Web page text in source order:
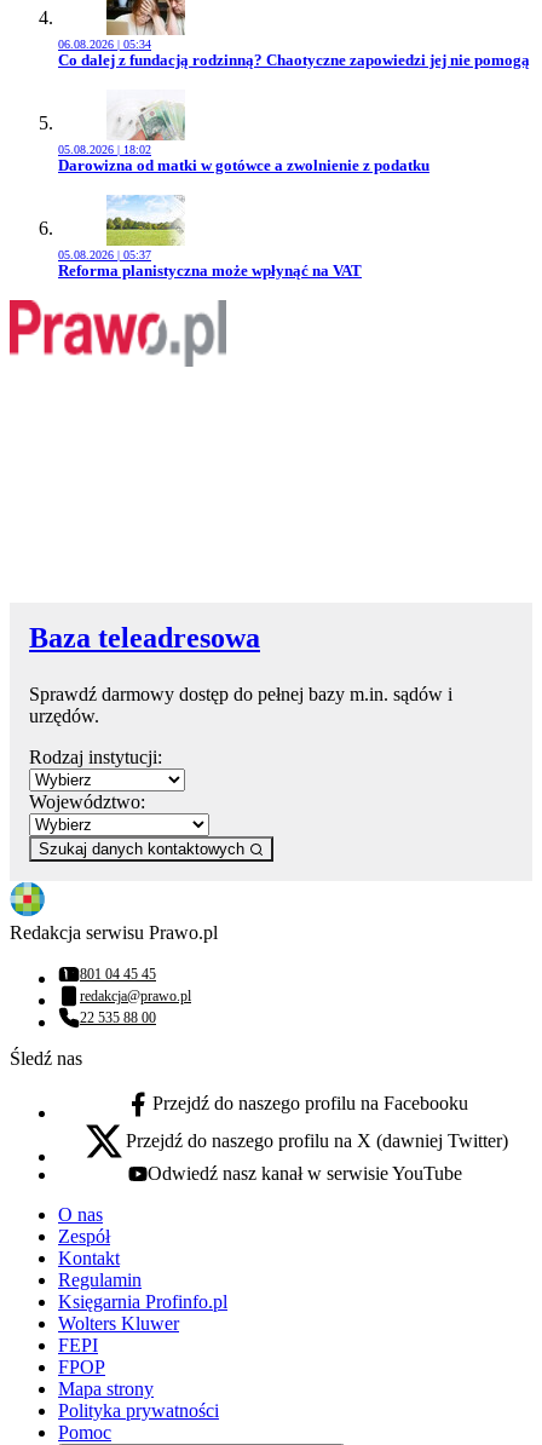
06.08.2026 | 05:34
Przejdź do artykułu:
Co dalej z fundacją rodzinną? Chaotyczne zapowiedzi jej nie pomogą
05.08.2026 | 18:02
Przejdź do artykułu:
Darowizna od matki w gotówce a zwolnienie z podatku
05.08.2026 | 05:37
Przejdź do artykułu:
Reforma planistyczna może wpłynąć na VAT
Baza teleadresowa
Sprawdź darmowy dostęp do pełnej bazy m.in. sądów i
urzędów.
Rodzaj instytucji:
Województwo:
Szukaj danych kontaktowych
Redakcja serwisu Prawo.pl
Numer telefonu:
801 04 45 45
Adres email:
redakcja@prawo.pl
Numer telefonu:
22 535 88 00
Śledź nas
facebook - otwiera się w nowej karcie
Przejdź do naszego profilu na Facebooku
x - otwiera się w nowej karcie
Przejdź do naszego profilu na X (dawniej Twitter)
youtube - otwiera się w nowej karcie
Odwiedź nasz kanał w serwisie YouTube
O nas
Zespół
Kontakt
Regulamin
Księgarnia Profinfo.pl
Wolters Kluwer
FEPI
FPOP
Mapa strony
Polityka prywatności
Pomoc